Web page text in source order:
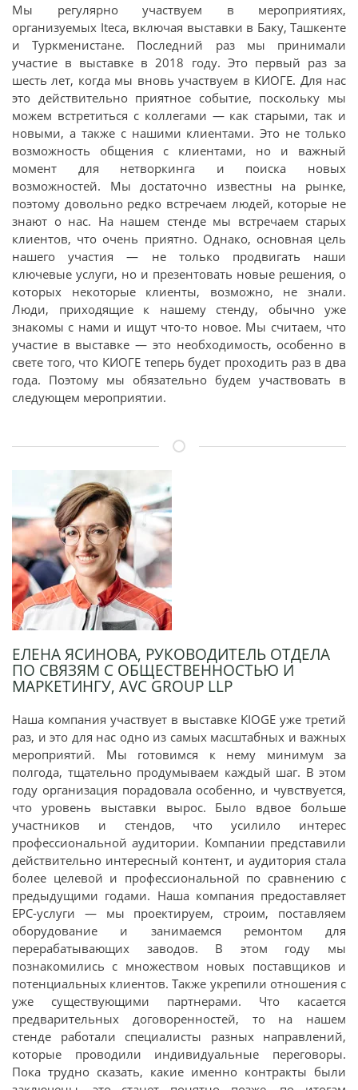
Мы регулярно участвуем в мероприятиях,
организуемых Iteca, включая выставки в Баку, Ташкенте
и Туркменистане. Последний раз мы принимали
участие в выставке в 2018 году. Это первый раз за
шесть лет, когда мы вновь участвуем в КИОГЕ. Для нас
это действительно приятное событие, поскольку мы
можем встретиться с коллегами — как старыми, так и
новыми, а также с нашими клиентами. Это не только
возможность общения с клиентами, но и важный
момент для нетворкинга и поиска новых
возможностей. Мы достаточно известны на рынке,
поэтому довольно редко встречаем людей, которые не
знают о нас. На нашем стенде мы встречаем старых
клиентов, что очень приятно. Однако, основная цель
нашего участия — не только продвигать наши
ключевые услуги, но и презентовать новые решения, о
которых некоторые клиенты, возможно, не знали.
Люди, приходящие к нашему стенду, обычно уже
знакомы с нами и ищут что-то новое. Мы считаем, что
участие в выставке — это необходимость, особенно в
свете того, что КИОГЕ теперь будет проходить раз в два
года. Поэтому мы обязательно будем участвовать в
следующем мероприятии.
ЕЛЕНА ЯСИНОВА, РУКОВОДИТЕЛЬ ОТДЕЛА
ПО СВЯЗЯМ С ОБЩЕСТВЕННОСТЬЮ И
МАРКЕТИНГУ, AVC GROUP LLP
Наша компания участвует в выставке KIOGE уже третий
раз, и это для нас одно из самых масштабных и важных
мероприятий. Мы готовимся к нему минимум за
полгода, тщательно продумываем каждый шаг. В этом
году организация порадовала особенно, и чувствуется,
что уровень выставки вырос. Было вдвое больше
участников и стендов, что усилило интерес
профессиональной аудитории. Компании представили
действительно интересный контент, и аудитория стала
более целевой и профессиональной по сравнению с
предыдущими годами. Наша компания предоставляет
EPC-услуги — мы проектируем, строим, поставляем
оборудование и занимаемся ремонтом для
перерабатывающих заводов. В этом году мы
познакомились с множеством новых поставщиков и
потенциальных клиентов. Также укрепили отношения с
уже существующими партнерами. Что касается
предварительных договоренностей, то на нашем
стенде работали специалисты разных направлений,
которые проводили индивидуальные переговоры.
Пока трудно сказать, какие именно контракты были